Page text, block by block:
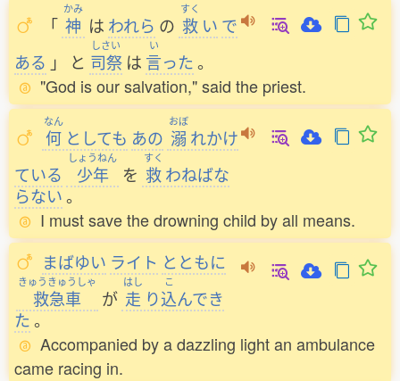
「
かみ
神 は われら の
すく
救 い で
ある 」 と
しさい
司祭 は
い
言った。
"God is our salvation," said the priest.
なん
何 としても あの
おぼ
溺 れかけ
ている
しょうねん
少年 を
すく
救わねばな
らない。
I must save the drowning child by all means.
まばゆい ライト とともに
きゅうきゅうしゃ
救急車 が
はし
走 り
こ
込んでき
た。
Accompanied by a dazzling light an ambulance
came racing in.